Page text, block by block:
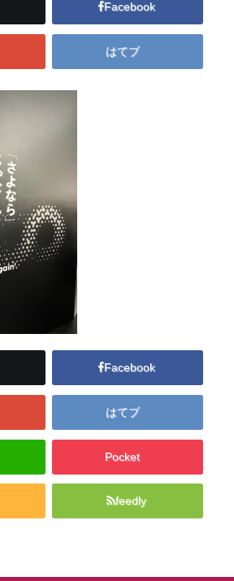
Facebook
はてブ
Facebook
はてブ
Pocket
feedly